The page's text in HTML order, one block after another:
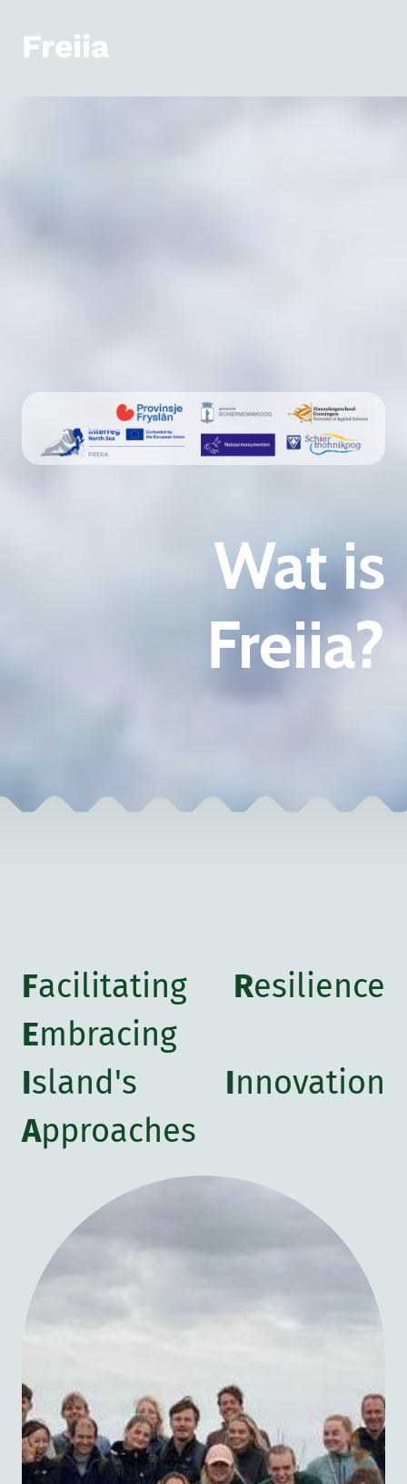
Freiia
Wat is
Freiia?
Facilitating Resilience
Embracing
Island's Innovation
Approaches